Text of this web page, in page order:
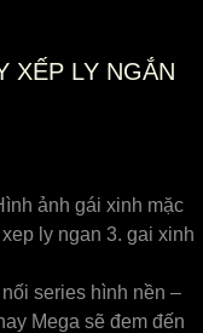
XẾP LY NGẮN
ảnh gái xinh mặc
ly ngan 3. gai xinh
series hình nền –
Mega sẽ đem đến